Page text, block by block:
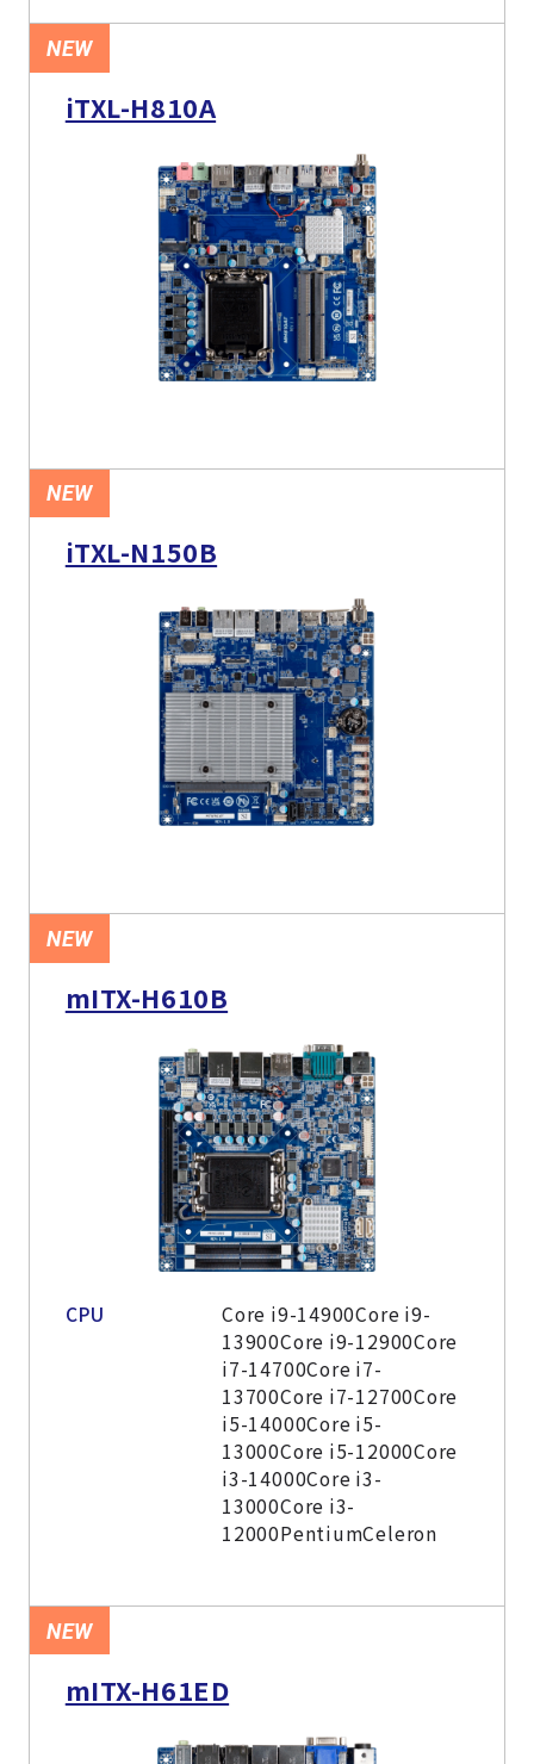
NEW
iTXL-H810A
NEW
iTXL-N150B
NEW
mITX-H610B
CPU
Core i9-14900Core i9-
13900Core i9-12900Core
i7-14700Core i7-
13700Core i7-12700Core
i5-14000Core i5-
13000Core i5-12000Core
i3-14000Core i3-
13000Core i3-
12000PentiumCeleron
NEW
mITX-H61ED